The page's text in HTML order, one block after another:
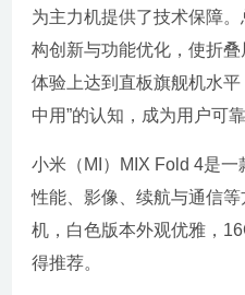
为主力机提供了技术保障
构创新与功能优化，使折
体验上达到直板旗舰机水
中用”的认知，成为用户可
小米（MI）MIX Fold 4是一
性能、影像、续航与通信
机，白色版本外观优雅，
得推荐。